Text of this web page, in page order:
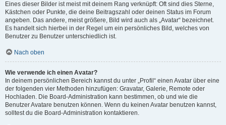
Eines dieser Bilder ist meist mit deinem Rang verknüpft: Oft sind dies Sterne,
Kästchen oder Punkte, die deine Beitragszahl oder deinen Status im Forum
angeben. Das andere, meist größere, Bild wird auch als „Avatar“ bezeichnet.
Es handelt sich hierbei in der Regel um ein persönliches Bild, welches von
Benutzer zu Benutzer unterschiedlich ist.
Nach oben
Wie verwende ich einen Avatar?
In deinem persönlichen Bereich kannst du unter „Profil“ einen Avatar über eine
der folgenden vier Methoden hinzufügen: Gravatar, Galerie, Remote oder
Hochladen. Die Board-Administration kann bestimmen, ob und wie die
Benutzer Avatare benutzen können. Wenn du keinen Avatar benutzen kannst,
solltest du die Board-Administration kontaktieren.